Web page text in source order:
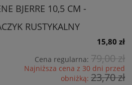
BJERRE 10,5 CM -
RUSTYKALNY
15,80 zł
Cena regularna: 79,00 zł
Najniższa cena z 30 dni przed
obniżką: 23,70 zł